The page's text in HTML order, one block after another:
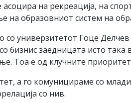
на рекреација, на
образовниот систем на
со универзитетот Гоце
бизнис заедницата исто
Тоа е од клучните
а го комуницираме со
со нив.